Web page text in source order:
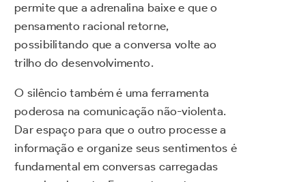
permite que a adrenalina baixe e que o
pensamento racional retorne,
possibilitando que a conversa volte ao
trilho do desenvolvimento.
O silêncio também é uma ferramenta
poderosa na comunicação não-violenta.
Dar espaço para que o outro processe a
informação e organize seus sentimentos é
fundamental em conversas carregadas